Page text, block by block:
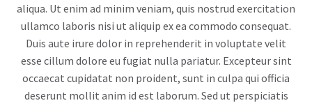
aliqua. Ut enim ad minim veniam, quis nostrud exercitation
ullamco laboris nisi ut aliquip ex ea commodo consequat.
Duis aute irure dolor in reprehenderit in voluptate velit
esse cillum dolore eu fugiat nulla pariatur. Excepteur sint
occaecat cupidatat non proident, sunt in culpa qui officia
deserunt mollit anim id est laborum. Sed ut perspiciatis